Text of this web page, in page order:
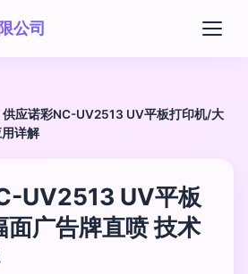
公司
供应诺彩NC-UV2513 UV平板打印机/大
详解
UV2513 UV平板
广告牌直喷 技术